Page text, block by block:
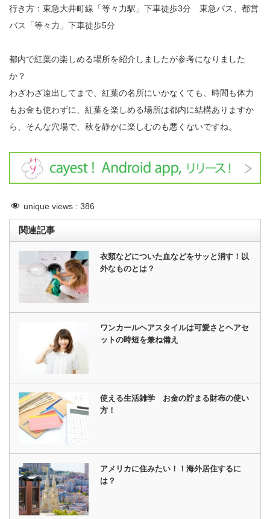
行き方：東急大井町線「等々力駅」下車徒歩3分 東急バス、都営
バス「等々力」下車徒歩5分
都内で紅葉の楽しめる場所を紹介しましたが参考になりました
か？
わざわざ遠出してまで、紅葉の名所にいかなくても、時間も体力
もお金も使わずに、紅葉を楽しめる場所は都内に結構ありますか
ら、そんな穴場で、秋を静かに楽しむのも悪くないですね。
unique views : 386
関連記事
衣類などについた血などをサッと消す！以
外なものとは？
ワンカールヘアスタイルは可愛さとヘアセ
ットの時短を兼ね備え
使える生活雑学 お金の貯まる財布の使い
方！
アメリカに住みたい！！海外居住するに
は？